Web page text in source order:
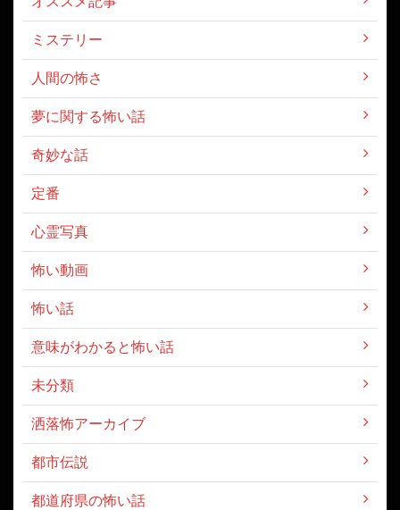
ミステリー
人間の怖さ
夢に関する怖い話
奇妙な話
定番
心霊写真
怖い動画
怖い話
意味がわかると怖い話
未分類
洒落怖アーカイブ
都市伝説
都道府県の怖い話